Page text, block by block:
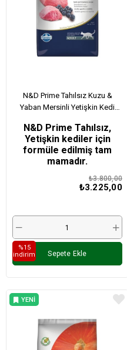
N&D Prime Tahılsız Kuzu &
Yaban Mersinli Yetişkin Kedi
N&D Prime Tahılsız,
Yetişkin kediler için
formüle edilmiş tam
mamadır.​​
₺3.225,00
₺3.800,00
Sepete Ekle
%15
i̇ndirim
YENI